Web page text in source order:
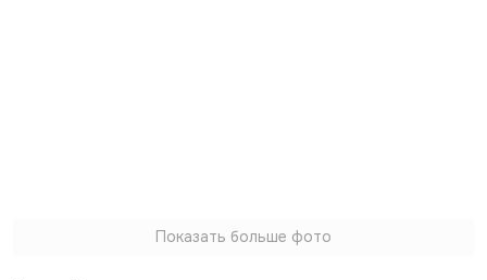
Показать больше фото